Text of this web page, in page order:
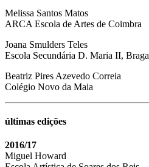
Melissa Santos Matos
ARCA Escola de Artes de Coimbra
Joana Smulders Teles
Escola Secundária D. Maria II, Braga
Beatriz Pires Azevedo Correia
Colégio Novo da Maia
últimas edições
2016/17
Miguel Howard